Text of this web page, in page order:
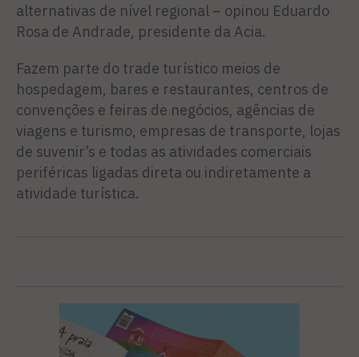
alternativas de nível regional – opinou Eduardo
Rosa de Andrade, presidente da Acia.
Fazem parte do trade turístico meios de
hospedagem, bares e restaurantes, centros de
convenções e feiras de negócios, agências de
viagens e turismo, empresas de transporte, lojas
de suvenir’s e todas as atividades comerciais
periféricas ligadas direta ou indiretamente a
atividade turística.